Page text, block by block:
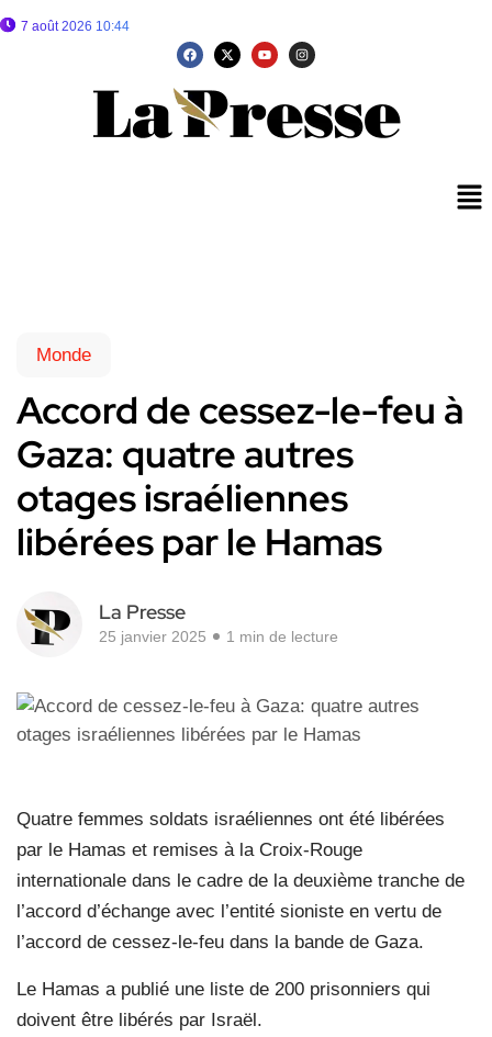
7 août 2026 10:44
Monde
Accord de cessez-le-feu à
Gaza: quatre autres
otages israéliennes
libérées par le Hamas
La Presse
25 janvier 2025 1 min de lecture
Quatre femmes soldats israéliennes ont été libérées
par le Hamas et remises à la Croix-Rouge
internationale dans le cadre de la deuxième tranche de
l’accord d’échange avec l’entité sioniste en vertu de
l’accord de cessez-le-feu dans la bande de Gaza.
Le Hamas a publié une liste de 200 prisonniers qui
doivent être libérés par Israël.